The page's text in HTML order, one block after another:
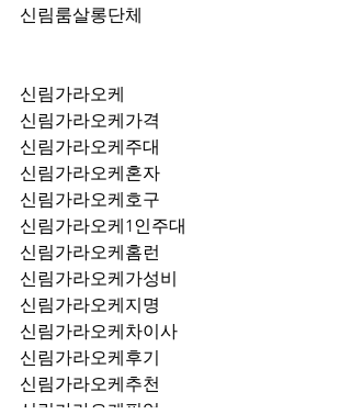
신림룸살롱단체
신림가라오케
신림가라오케가격
신림가라오케주대
신림가라오케혼자
신림가라오케호구
신림가라오케1인주대
신림가라오케홈런
신림가라오케가성비
신림가라오케지명
신림가라오케차이사
신림가라오케후기
신림가라오케추천